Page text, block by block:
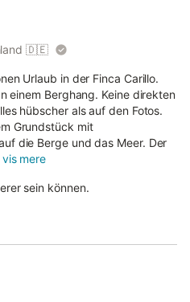
🇩🇪
Urlaub in der Finca Carillo.
einem Berghang. Keine direkten
hübscher als auf den Fotos.
Grundstück mit
die Berge und das Meer. Der
vis mere
sein können.